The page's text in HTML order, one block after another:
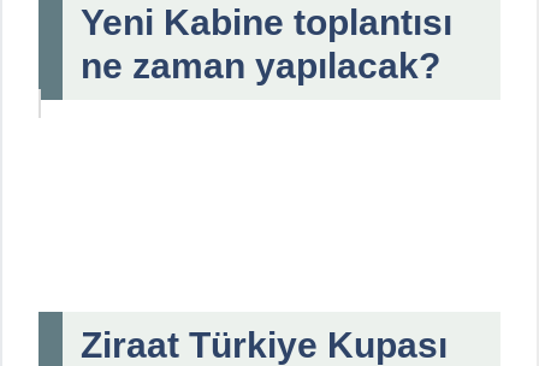
Yeni Kabine toplantısı
ne zaman yapılacak?
Ziraat Türkiye Kupası